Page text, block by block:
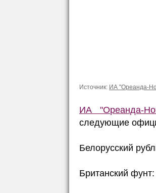
Источник: ИА "Ореанда-
ИА "Ореанда-
следующие
Белорусский
Британский